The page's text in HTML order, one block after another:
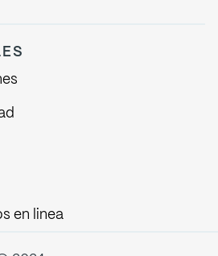
en linea